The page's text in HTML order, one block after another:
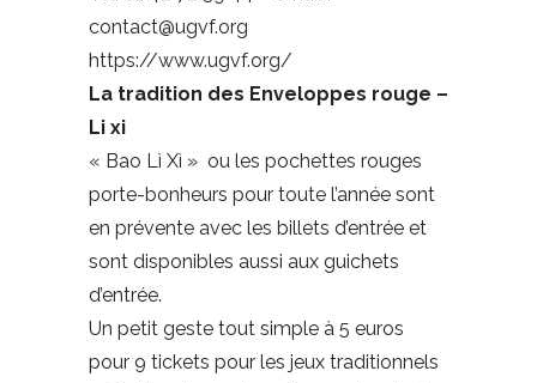
contact@ugvf.org
https://www.ugvf.org/
La tradition des Enveloppes rouge –
Li xi
« Bao Lì Xì » ou les pochettes rouges
porte-bonheurs pour toute l’année sont
en prévente avec les billets d’entrée et
sont disponibles aussi aux guichets
d’entrée.
Un petit geste tout simple à 5 euros
pour 9 tickets pour les jeux traditionnels